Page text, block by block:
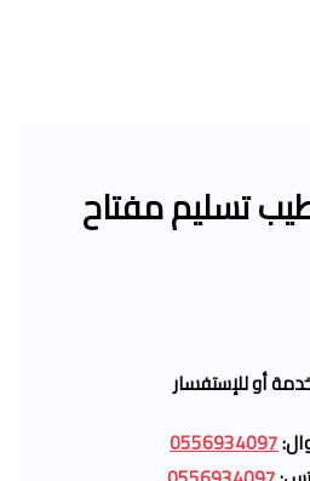
تسليم مفتاح
أو للإستفسار
0556934097